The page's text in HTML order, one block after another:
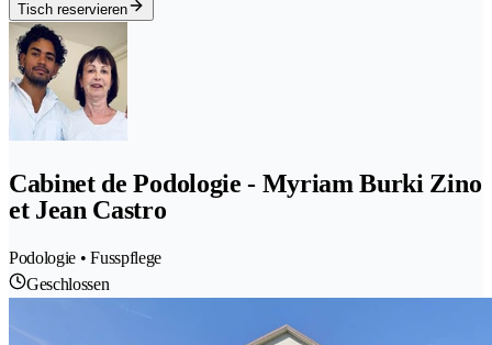
Tisch reservieren
Cabinet de Podologie - Myriam Burki Zino
et Jean Castro
Podologie • Fusspflege
Geschlossen